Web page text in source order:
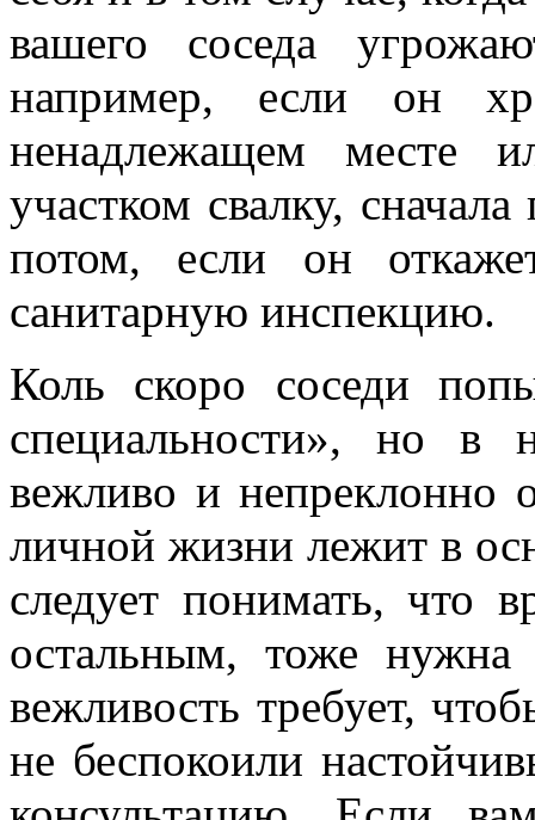
вашего соседа
например, если он
ненадлежащем месте
участком свалку,
потом, если он
санитарную инспекцию.
Коль скоро соседи
специальности», но в
вежливо и непреклонно
личной жизни лежит в
следует понимать, что
остальным, тоже
вежливость требует,
не беспокоили